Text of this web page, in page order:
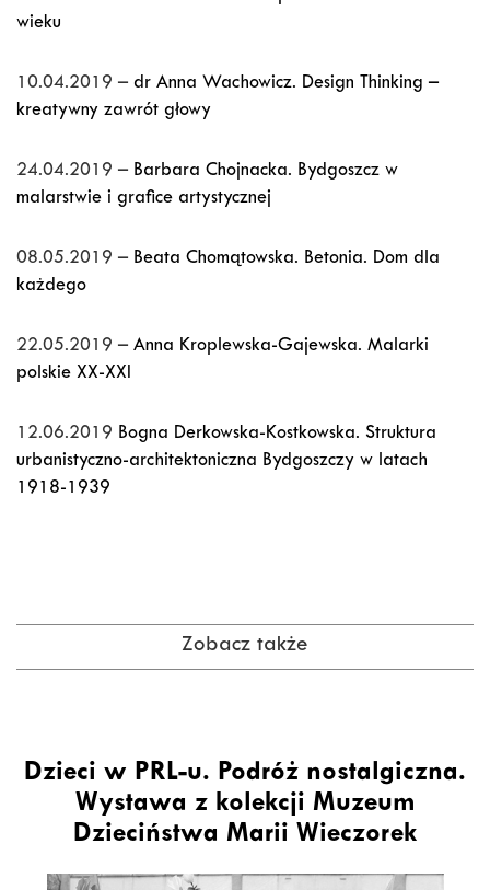
wieku
10.04.2019 – dr Anna Wachowicz. Design Thinking –
kreatywny zawrót głowy
24.04.2019 – Barbara Chojnacka. Bydgoszcz w
malarstwie i grafice artystycznej
08.05.2019 – Beata Chomątowska. Betonia. Dom dla
każdego
22.05.2019 – Anna Kroplewska-Gajewska. Malarki
polskie XX-XXI
12.06.2019 Bogna Derkowska-Kostkowska. Struktura
urbanistyczno-architektoniczna Bydgoszczy w latach
1918-1939
Zobacz także
Dzieci w PRL-u. Podróż nostalgiczna.
Wystawa z kolekcji Muzeum
Dzieciństwa Marii Wieczorek